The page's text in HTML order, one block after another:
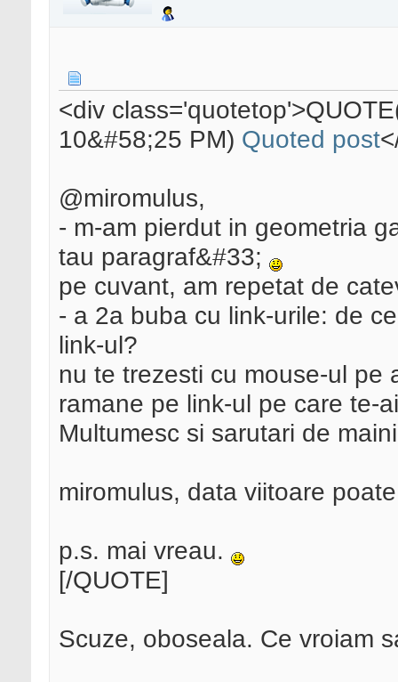
<div
10&#58;25 PM) Quoted post
@miromulus,
- m-am pierdut in geometria
tau paragraf&#33;
pe cuvant, am repetat de
- a 2a buba cu link-urile: de
link-ul?
nu te trezesti cu mouse-ul pe
ramane pe link-ul pe care te-
Multumesc si sarutari de
miromulus, data viitoare
p.s. mai vreau.
[/QUOTE]
Scuze, oboseala. Ce vroiam